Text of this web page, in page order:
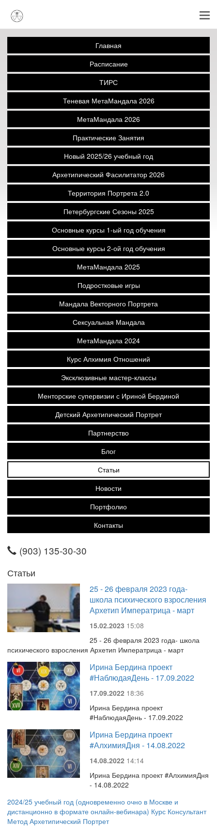
Главная
Расписание
ТИРС
Теневая МетаМандала 2026
МетаМандала 2026
Практические Занятия
Новый 2025/26 учебный год
Архетипический Фасилитатор 2026
Территория Портрета 2.0
Петербургские Сезоны 2025
Основные курсы 1-ый год обучения
Основные курсы 2-ой год обучения
МетаМандала 2025
Подростковые игры
Мандала Векторного Портрета
Сексуальная Мандала
МетаМандала 2024
Курс Алхимия Отношений
Эксклюзивные мастер-классы
Менторские супервизии с Ириной Бердиной
Детский Архетипический Портрет
Партнерство
Блог
Статьи
Новости
Портфолио
Контакты
(903) 135-30-30
Статьи
25 - 26 февраля 2023 года-
школа психического взросления
Архетип Императрица - март
15.02.2023 15:08
25 - 26 февраля 2023 года- школа
психического взросления Архетип Императрица - март
Ирина Бердина проект
#НаблюдаяДень - 17.09.2022
17.09.2022 18:36
Ирина Бердина проект
#НаблюдаяДень - 17.09.2022
Ирина Бердина проект
#АлхимияДня - 14.08.2022
14.08.2022 14:14
Ирина Бердина проект #АлхимияДня
- 14.08.2022
2024/25 учебный год (одновременно очно в Москве и
дистанционно в формате онлайн-вебинара) Курс Консультант
Метод Архетипический Портрет